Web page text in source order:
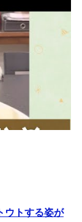
ウトする姿が